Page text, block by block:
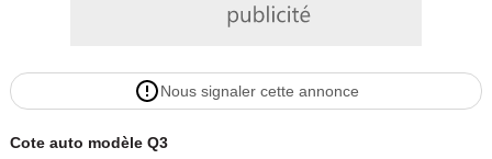
- Régulateur de vitesse adaptatif
- Rétroviseur extérieur électrique
- Rétroviseurs extérieurs rabattables électriquement
Nous signaler cette annonce
Cote auto modèle Q3